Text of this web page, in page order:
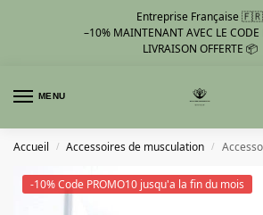
Entreprise Française 🇫🇷
–10% MAINTENANT AVEC LE CODE
LIVRAISON OFFERTE 📦
MENU
Accueil / Accessoires de musculation / Accessoire
-10% Code PROMO10 jusqu'a la fin du mois